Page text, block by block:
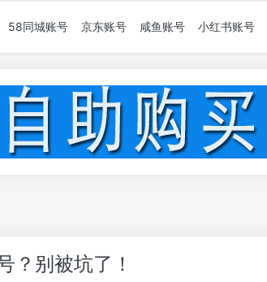
58同城账号 京东账号 咸鱼账号 小红书账号
？别被坑了！